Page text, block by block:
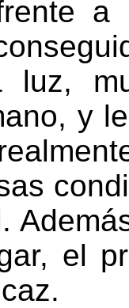
luz,
y
el